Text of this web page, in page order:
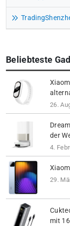
Beliebteste
26.
der
4.
29.
mit